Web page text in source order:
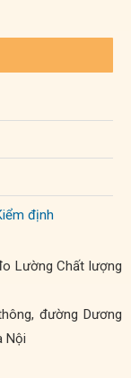
định
Lường Chất lượng
đường Dương
Nội